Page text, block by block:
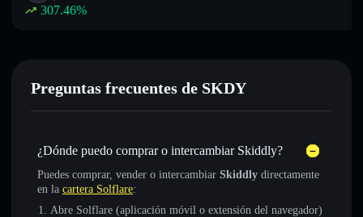
307.46%
Preguntas frecuentes de SKDY
¿Dónde puedo comprar o intercambiar Skiddly?
Puedes comprar, vender o intercambiar Skiddly directamente
en la cartera Solflare:
Abre Solflare (aplicación móvil o extensión del navegador)